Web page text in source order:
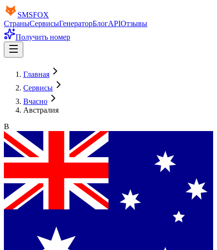
SMSFOX
СтраныСервисыГенераторБлогAPIОтзывы
Получить номер
Главная
Сервисы
Вчасно
Австралия
В